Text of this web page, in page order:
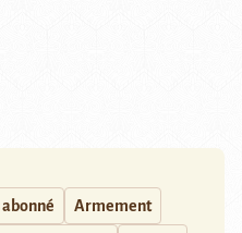
abonné Armement